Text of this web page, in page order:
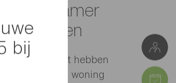
woonkamer
te creëren
hebben
Jacques hun woning
bij